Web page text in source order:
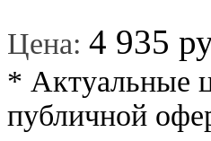
Цена: 4 935
* Актуальные
публичной